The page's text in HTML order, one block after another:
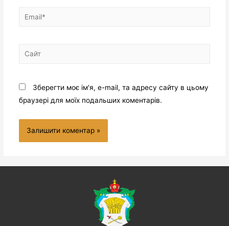
Зберегти моє ім'я, e-mail, та адресу сайту в цьому
браузері для моїх подальших коментарів.